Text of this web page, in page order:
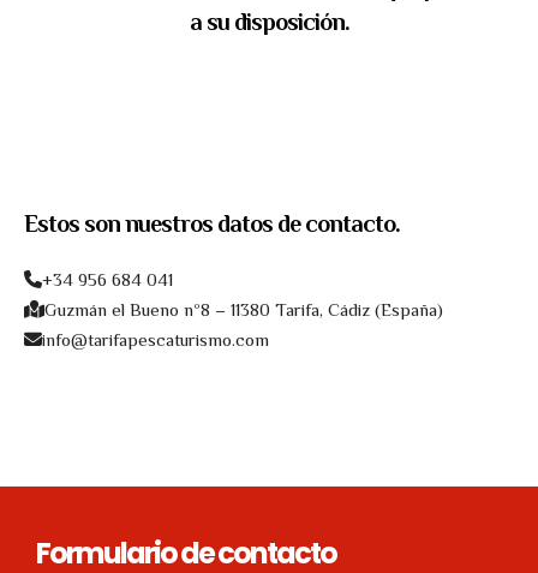
a su disposición.
Estos son nuestros datos de contacto.
+34 956 684 041
Guzmán el Bueno nº8 – 11380 Tarifa, Cádiz (España)
info@tarifapescaturismo.com
Formulario de contacto